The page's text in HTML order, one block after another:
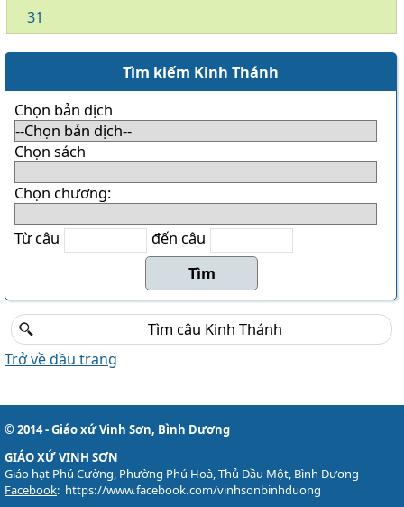
Lịch sử Giáo xứ
31
Tìm kiếm Kinh Thánh
Chọn bản dịch
Chọn sách
Chọn chương:
Từ câu đến câu
Trở về đầu trang
© 2014 - Giáo xứ Vinh Sơn, Bình Dương
GIÁO XỨ VINH SƠN
Giáo hạt Phú Cường, Phường Phú Hoà, Thủ Dầu Một, Bình Dương
Facebook: https://www.facebook.com/vinhsonbinhduong